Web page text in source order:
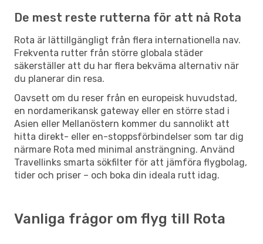
De mest reste rutterna för att nå Rota
Rota är lättillgängligt från flera internationella nav.
Frekventa rutter från större globala städer
säkerställer att du har flera bekväma alternativ när
du planerar din resa.
Oavsett om du reser från en europeisk huvudstad,
en nordamerikansk gateway eller en större stad i
Asien eller Mellanöstern kommer du sannolikt att
hitta direkt- eller en-stoppsförbindelser som tar dig
närmare Rota med minimal ansträngning. Använd
Travellinks smarta sökfilter för att jämföra flygbolag,
tider och priser – och boka din ideala rutt idag.
Vanliga frågor om flyg till Rota